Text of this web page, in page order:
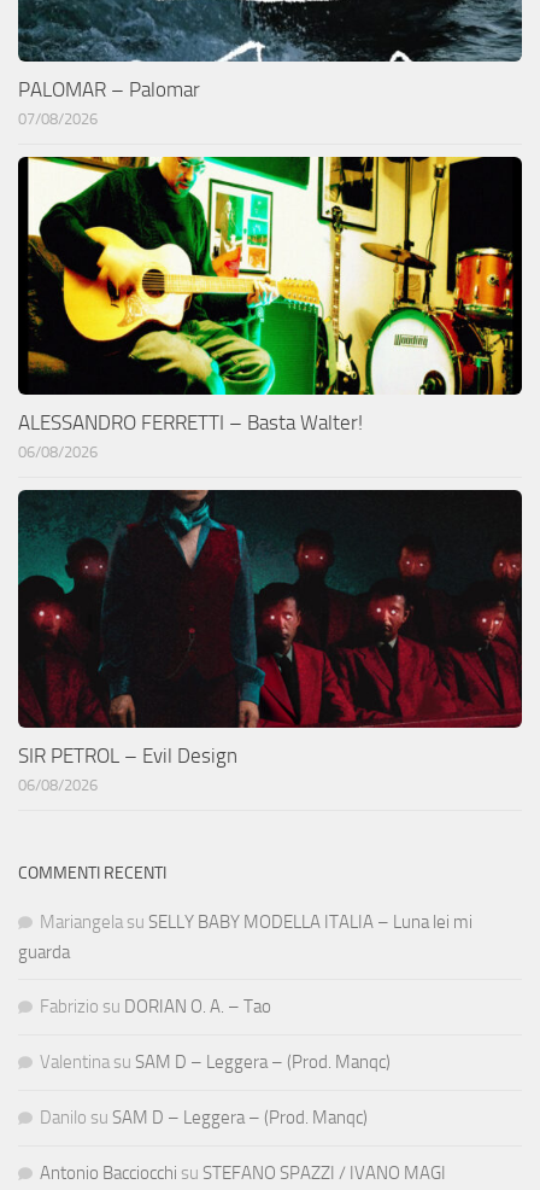
PALOMAR – Palomar
07/08/2026
ALESSANDRO FERRETTI – Basta Walter!
06/08/2026
SIR PETROL – Evil Design
06/08/2026
COMMENTI RECENTI
Mariangela su SELLY BABY MODELLA ITALIA – Luna lei mi
guarda
Fabrizio su DORIAN O. A. – Tao
Valentina su SAM D – Leggera – (Prod. Manqc)
Danilo su SAM D – Leggera – (Prod. Manqc)
Antonio Bacciocchi su STEFANO SPAZZI / IVANO MAGI